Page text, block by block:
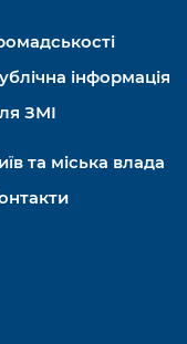
інформація
ЗМІ
та міська влада